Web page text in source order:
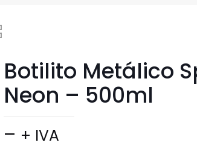
Botilito Metálico
Neon – 500ml
– Price
+ IVA